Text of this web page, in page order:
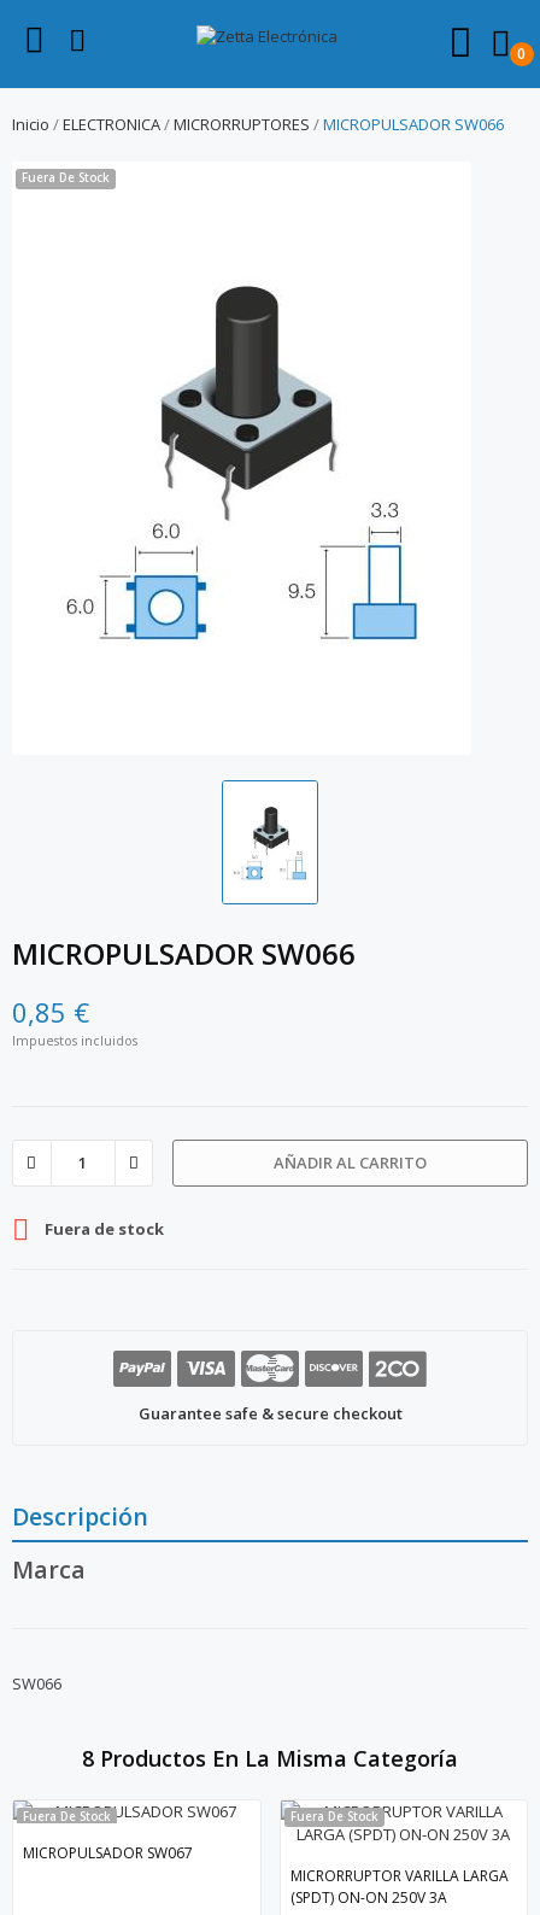
0
Inicio ELECTRONICA MICRORRUPTORES MICROPULSADOR SW066
Fuera De Stock
MICROPULSADOR SW066
0,85 €
Impuestos incluidos
AÑADIR AL CARRITO
 Fuera de stock
Guarantee safe & secure checkout
Descripción
Marca
SW066
8 Productos En La Misma Categoría
Fuera De Stock
MICROPULSADOR SW067
Fuera De Stock
MICRORRUPTOR VARILLA LARGA
(SPDT) ON-ON 250V 3A